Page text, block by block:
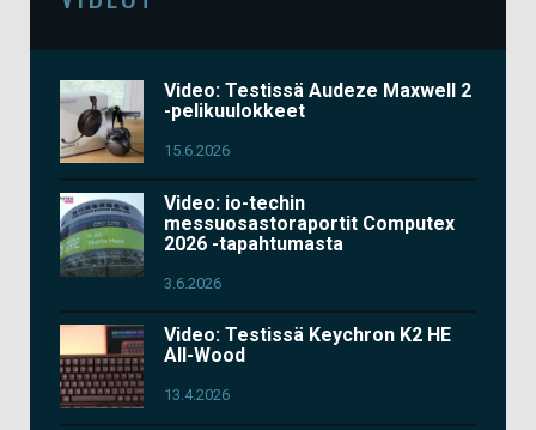
Video: Testissä Audeze Maxwell 2
-pelikuulokkeet
15.6.2026
Video: io-techin
messuosastoraportit Computex
2026 -tapahtumasta
3.6.2026
Video: Testissä Keychron K2 HE
All-Wood
13.4.2026